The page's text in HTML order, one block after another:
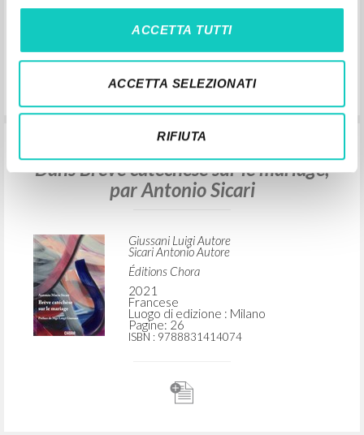
ACCETTA TUTTI
ACCETTA SELEZIONATI
RIFIUTA
Pagine: 4
“Entretien avec Mgr Luigi Giussani”.
Dans Brève catéchèse sur le mariage,
par Antonio Sicari
Giussani Luigi Autore
Sicari Antonio Autore
Éditions Chora
2021
Francese
Luogo di edizione : Milano
Pagine: 26
ISBN : 9788831414074